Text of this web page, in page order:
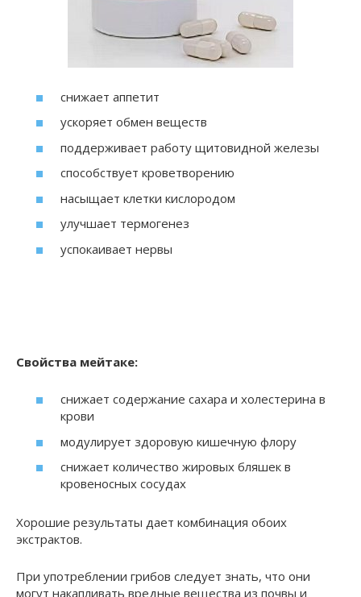
снижает аппетит
ускоряет обмен веществ
поддерживает работу щитовидной железы
способствует кроветворению
насыщает клетки кислородом
улучшает термогенез
успокаивает нервы
Свойства мейтаке:
снижает содержание сахара и холестерина в
крови
модулирует здоровую кишечную флору
снижает количество жировых бляшек в
кровеносных сосудах
Хорошие результаты дает комбинация обоих
экстрактов.
При употреблении грибов следует знать, что они
могут накапливать вредные вещества из почвы и